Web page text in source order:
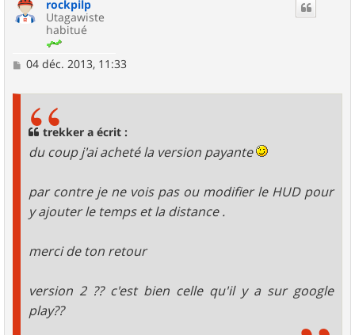
rockpilp
Utagawiste
habitué
M
04 déc. 2013, 11:33
trekker a écrit :
du coup j'ai acheté la version payante
par contre je ne vois pas ou modifier le HUD pour
y ajouter le temps et la distance .
merci de ton retour
version 2 ?? c'est bien celle qu'il y a sur google
play??